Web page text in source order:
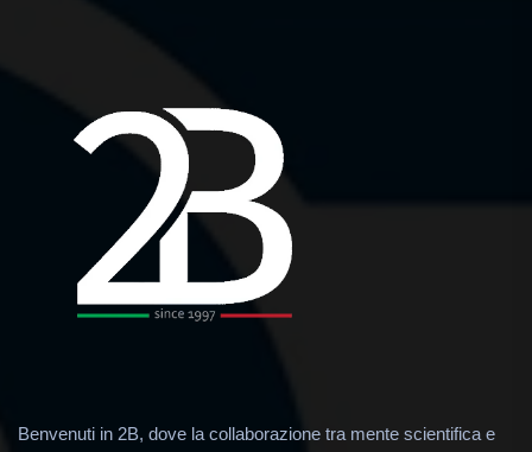
Benvenuti in 2B, dove la collaborazione tra mente scientifica e